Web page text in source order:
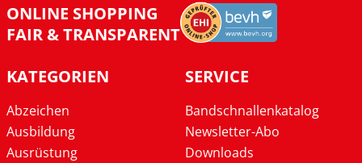
ONLINE SHOPPING
FAIR & TRANSPARENT
KATEGORIEN
Abzeichen
Ausbildung
Ausrüstung
SERVICE
Bandschnallenkatalog
Newsletter-Abo
Downloads